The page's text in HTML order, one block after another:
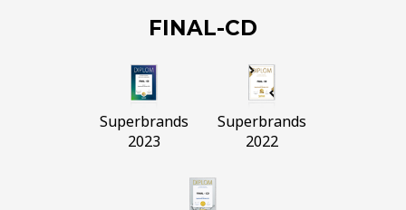
FINAL-CD
Superbrands
2023
Superbrands
2022